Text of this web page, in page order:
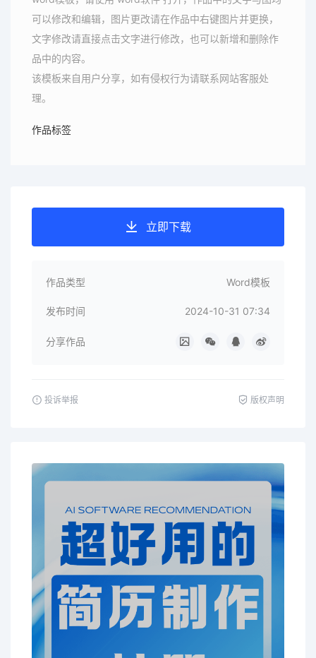
可以修改和编辑，图片更改请在作品中右键图片并更换，
文字修改请直接点击文字进行修改，也可以新增和删除作
品中的内容。
该模板来自用户分享，如有侵权行为请联系网站客服处
理。
作品标签
立即下载
作品类型 Word模板
发布时间 2024-10-31 07:34
分享作品
投诉举报 版权声明